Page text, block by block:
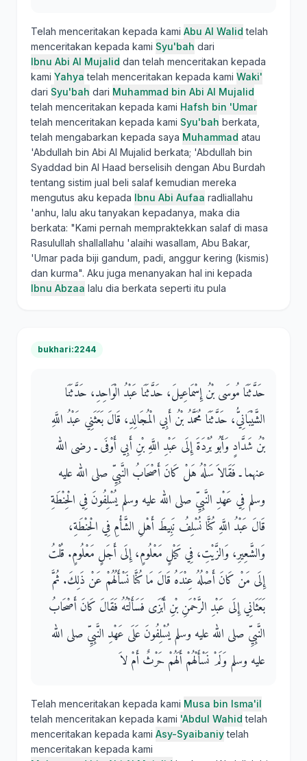
Telah menceritakan kepada kami Abu Al Walid telah
menceritakan kepada kami Syu'bah dari
Ibnu Abi Al Mujalid dan telah menceritakan kepada
kami Yahya telah menceritakan kepada kami Waki'
dari Syu'bah dari Muhammad bin Abi Al Mujalid
telah menceritakan kepada kami Hafsh bin 'Umar
telah menceritakan kepada kami Syu'bah berkata,
telah mengabarkan kepada saya Muhammad atau
'Abdullah bin Abi Al Mujalid berkata; 'Abdullah bin
Syaddad bin Al Haad berselisih dengan Abu Burdah
tentang sistim jual beli salaf kemudian mereka
mengutus aku kepada Ibnu Abi Aufaa radliallahu
'anhu, lalu aku tanyakan kepadanya, maka dia
berkata: "Kami pernah mempraktekkan salaf di masa
Rasulullah shallallahu 'alaihi wasallam, Abu Bakar,
'Umar pada biji gandum, padi, anggur kering (kismis)
dan kurma". Aku juga menanyakan hal ini kepada
Ibnu Abzaa lalu dia berkata seperti itu pula
bukhari:2244
حَدَّثَنَا مُوسَى بْنُ إِسْمَاعِيلَ، حَدَّثَنَا عَبْدُ الْوَاحِدِ، حَدَّثَنَا
الشَّيْبَانِيُّ، حَدَّثَنَا مُحَمَّدُ بْنُ أَبِي الْمُجَالِدِ، قَالَ بَعَثَنِي عَبْدُ اللَّهِ
بْنُ شَدَّادٍ وَأَبُو بُرْدَةَ إِلَى عَبْدِ اللَّهِ بْنِ أَبِي أَوْفَى ـ رضى الله
عنهما ـ فَقَالاَ سَلْهُ هَلْ كَانَ أَصْحَابُ النَّبِيِّ صلى الله عليه
وسلم فِي عَهْدِ النَّبِيِّ صلى الله عليه وسلم يُسْلِفُونَ فِي الْحِنْطَةِ
قَالَ عَبْدُ اللَّهِ كُنَّا نُسْلِفُ نَبِيطَ أَهْلِ الشَّأْمِ فِي الْحِنْطَةِ،
وَالشَّعِيرِ، وَالزَّيْتِ، فِي كَيْلٍ مَعْلُومٍ، إِلَى أَجَلٍ مَعْلُومٍ‏.‏ قُلْتُ
إِلَى مَنْ كَانَ أَصْلُهُ عِنْدَهُ قَالَ مَا كُنَّا نَسْأَلُهُمْ عَنْ ذَلِكَ‏.‏ ثُمَّ
بَعَثَانِي إِلَى عَبْدِ الرَّحْمَنِ بْنِ أَبْزَى فَسَأَلْتُهُ فَقَالَ كَانَ أَصْحَابُ
النَّبِيِّ صلى الله عليه وسلم يُسْلِفُونَ عَلَى عَهْدِ النَّبِيِّ صلى الله
عليه وسلم وَلَمْ نَسْأَلْهُمْ أَلَهُمْ حَرْثٌ أَمْ لاَ
Telah menceritakan kepada kami Musa bin Isma'il
telah menceritakan kepada kami 'Abdul Wahid telah
menceritakan kepada kami Asy-Syaibaniytelah
menceritakan kepada kami